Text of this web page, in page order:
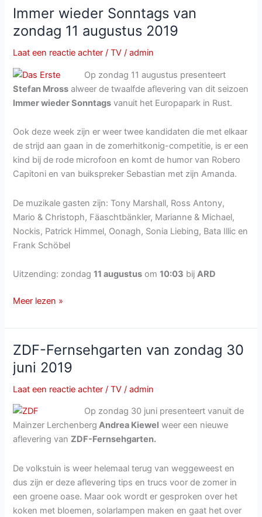
tour
van
zondag
29
Immer wieder Sonntags van
zondag 11 augustus 2019
Laat een reactie achter /TV /admin
Op zondag 11 augustus presenteert
Stefan Mross alweer de twaalfde aflevering van dit seizoen
Immer wieder Sonntags vanuit het Europapark in Rust.
Ook deze week zijn er weer twee kandidaten die met elkaar
de strijd aan gaan in de zomerhitkonig-competitie, is er een
kind bij de rode microfoon en komt de humor van Robero
Capitoni en van buikspreker Sebastian met zijn Amanda.
De muzikale gasten zijn: Tony Marshall, Ross Antony,
Mario & Christoph, Fäaschtbänkler, Marianne & Michael,
Nockis, Patrick Himmel, Oonagh, Sonia Liebing, Bata Illic en
Frank Schöbel
Uitzending: zondag11 augustus om10:03 bijARD
Immer
Sonntags
van
zondag
11
augustus
Meer lezen »
ZDF-Fernsehgarten van zondag 30
juni 2019
Laat een reactie achter /TV /admin
Op zondag 30 juni presenteert vanuit de
Mainzer Lerchenberg Andrea Kiewel weer een nieuwe
aflevering vanZDF-Fernsehgarten.
De volkstuin is weer helemaal terug van weggeweest en
dus zijn er deze aflevering tips en trucs voor de zomer in
een groene oase. Maar ook wordt er gesproken over het
koken met bloemen, solarlampen maken en gaat het over